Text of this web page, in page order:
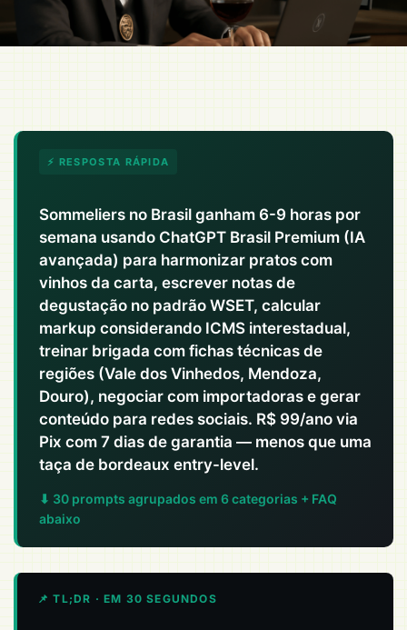
⚡ RESPOSTA RÁPIDA
Sommeliers no Brasil ganham 6-9 horas por
semana usando ChatGPT Brasil Premium (IA
avançada) para harmonizar pratos com
vinhos da carta, escrever notas de
degustação no padrão WSET, calcular
markup considerando ICMS interestadual,
treinar brigada com fichas técnicas de
regiões (Vale dos Vinhedos, Mendoza,
Douro), negociar com importadoras e gerar
conteúdo para redes sociais. R$ 99/ano via
Pix com 7 dias de garantia — menos que uma
taça de bordeaux entry-level.
⬇ 30 prompts agrupados em 6 categorias + FAQ
abaixo
📌 TL;DR · EM 30 SEGUNDOS